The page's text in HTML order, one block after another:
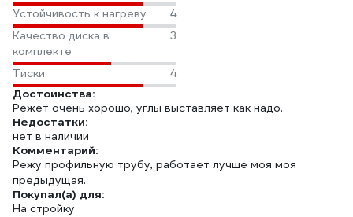
Устойчивость к нагреву
4
Качество диска в
комплекте
3
Тиски
4
Достоинства:
Режет очень хорошо, углы выставляет как надо.
Недостатки:
нет в наличии
Комментарий:
Режу профильную трубу, работает лучше моя моя
предыдущая.
Покупал(а) для:
На стройку